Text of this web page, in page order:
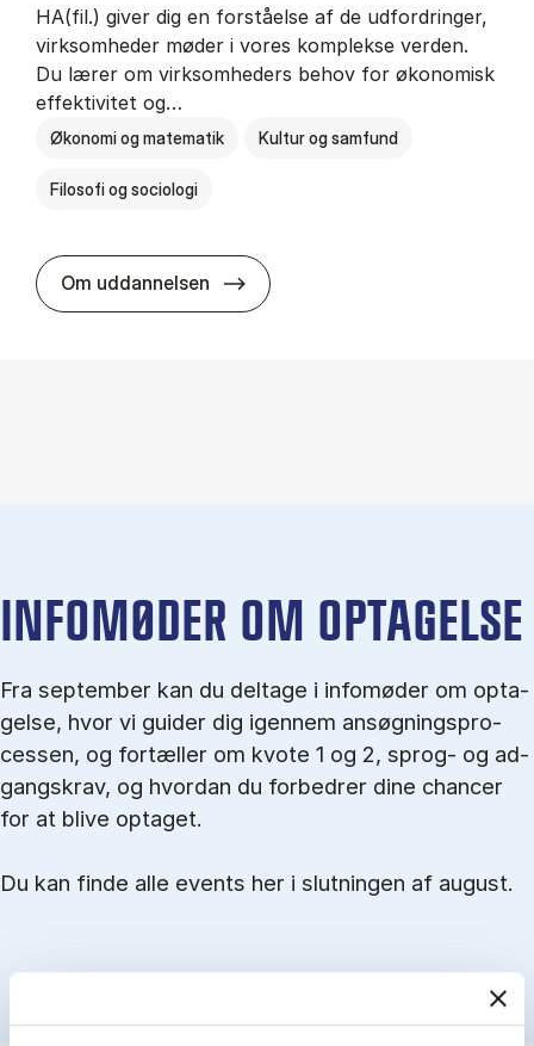
HA(fil.) giver dig en forståelse af de udfordringer,
virksomheder møder i vores komplekse verden.
Du lærer om virksomheders behov for økonomisk
effektivitet og…
Økonomi og matematik Kultur og samfund
Filosofi og sociologi
Om uddannelsen HA(fil.) - erhvervs­økonomi og
IN­FO­MØ­DER OM OP­TA­GEL­SE
Fra september kan du del­tage i in­fo­mø­der om op­ta­
gel­se, hvor vi gu­i­der dig igen­nem an­søg­nings­pro­
ces­sen, og for­tæl­ler om kvo­te 1 og 2, sprog- og ad­
gangs­krav, og hvordan du forbedrer dine chancer
for at blive optaget.
Du kan finde alle events her i slutningen af august.